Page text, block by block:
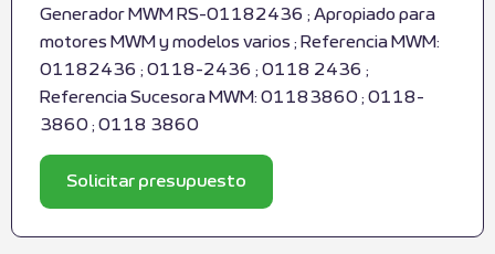
Generador MWM RS-01182436 ; Apropiado para
motores MWM y modelos varios ; Referencia MWM:
01182436 ; 0118-2436 ; 0118 2436 ;
Referencia Sucesora MWM: 01183860 ; 0118-
3860 ; 0118 3860
Solicitar presupuesto